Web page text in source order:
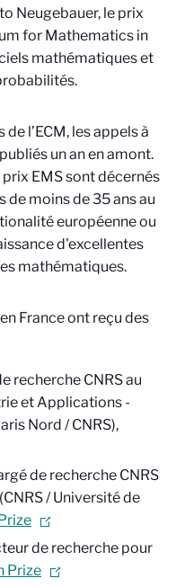
Neugebauer, le prix
for Mathematics in
mathématiques et
l’ECM, les appels à
un an en amont.
EMS sont décernés
de moins de 35 ans au
européenne ou
d'excellentes
mathématiques.
France ont reçu des
recherche CNRS au
et Applications -
Nord / CNRS),
de recherche CNRS
/ Université de
de recherche pour
Prize